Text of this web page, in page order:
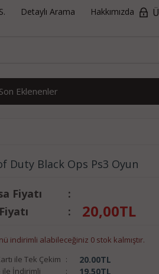
Detaylı Arama Hakkımızda
Son Eklenenler
Duty Black Ops Ps3 Oyun
Fiyatı
:
: 20,00TL
indirimli alabileceğiniz 0 stok kalmıştır.
ile Tek Çekim : 20.00TL
ile İndirimli : 19.50TL